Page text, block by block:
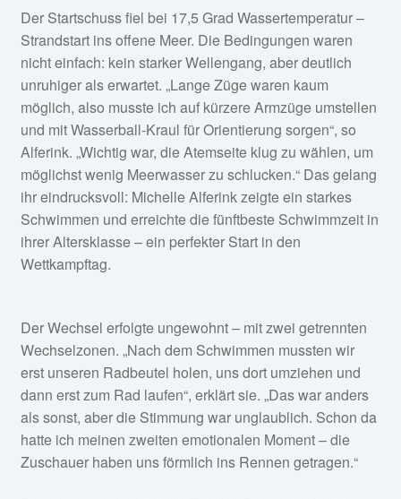
Der Startschuss fiel bei 17,5 Grad Wassertemperatur –
Strandstart ins offene Meer. Die Bedingungen waren
nicht einfach: kein starker Wellengang, aber deutlich
unruhiger als erwartet. „Lange Züge waren kaum
möglich, also musste ich auf kürzere Armzüge umstellen
und mit Wasserball-Kraul für Orientierung sorgen“, so
Alferink. „Wichtig war, die Atemseite klug zu wählen, um
möglichst wenig Meerwasser zu schlucken.“ Das gelang
ihr eindrucksvoll: Michelle Alferink zeigte ein starkes
Schwimmen und erreichte die fünftbeste Schwimmzeit in
ihrer Altersklasse – ein perfekter Start in den
Wettkampftag.
Der Wechsel erfolgte ungewohnt – mit zwei getrennten
Wechselzonen. „Nach dem Schwimmen mussten wir
erst unseren Radbeutel holen, uns dort umziehen und
dann erst zum Rad laufen“, erklärt sie. „Das war anders
als sonst, aber die Stimmung war unglaublich. Schon da
hatte ich meinen zweiten emotionalen Moment – die
Zuschauer haben uns förmlich ins Rennen getragen.“